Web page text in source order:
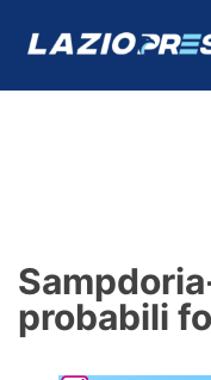
Formello
probabili